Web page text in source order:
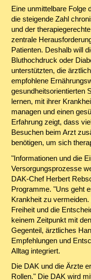
Eine unmittelbare Folge
die steigende Zahl
und der
zentrale
Patienten. Deshalb will
Bluthochdruck oder
unterstützten, die
empfohlene
gesundheitsorientierten
lernen, mit ihrer
managen und einen
Erfahrung zeigt, dass
Besuchen beim Arzt
benötigen, um sich
"Informationen und die
Versorgungsprozesse
DAK-Chef Herbert
Programme. "Uns geht
Krankheit zu
Freiheit und die
keinem Zeitpunkt mit
Gegenteil, ärztliches
Empfehlungen und
Alltag integriert.
Die DAK und die Ärzte
Rollen." Die DAK wird